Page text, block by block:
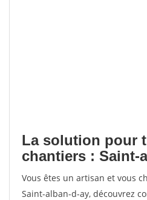
La solution pour
chantiers : Saint-
Vous êtes un artisan et vous
Saint-alban-d-ay, découvrez